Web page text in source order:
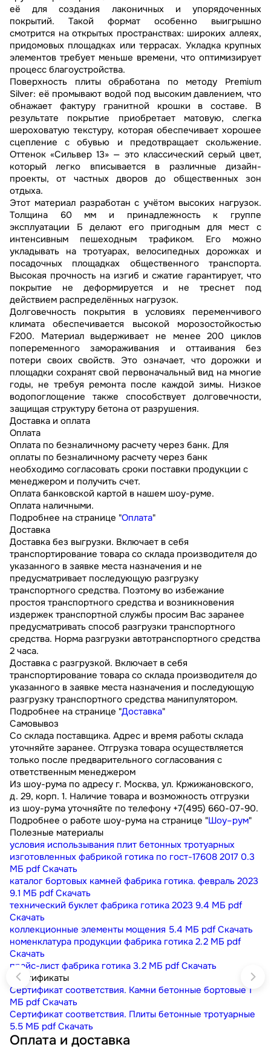
её для создания лаконичных и упорядоченных
покрытий. Такой формат особенно выигрышно
смотрится на открытых пространствах: широких аллеях,
придомовых площадках или террасах. Укладка крупных
элементов требует меньше времени, что оптимизирует
процесс благоустройства.
Поверхность плиты обработана по методу Premium
Silver: её промывают водой под высоким давлением, что
обнажает фактуру гранитной крошки в составе. В
результате покрытие приобретает матовую, слегка
шероховатую текстуру, которая обеспечивает хорошее
сцепление с обувью и предотвращает скольжение.
Оттенок «Сильвер 13» — это классический серый цвет,
который легко вписывается в различные дизайн-
проекты, от частных дворов до общественных зон
отдыха.
Этот материал разработан с учётом высоких нагрузок.
Толщина 60 мм и принадлежность к группе
эксплуатации Б делают его пригодным для мест с
интенсивным пешеходным трафиком. Его можно
укладывать на тротуарах, велосипедных дорожках и
посадочных площадках общественного транспорта.
Высокая прочность на изгиб и сжатие гарантирует, что
покрытие не деформируется и не треснет под
действием распределённых нагрузок.
Долговечность покрытия в условиях переменчивого
климата обеспечивается высокой морозостойкостью
F200. Материал выдерживает не менее 200 циклов
попеременного замораживания и оттаивания без
потери своих свойств. Это означает, что дорожки и
площадки сохранят свой первоначальный вид на многие
годы, не требуя ремонта после каждой зимы. Низкое
водопоглощение также способствует долговечности,
защищая структуру бетона от разрушения.
Доставка и оплата
Оплата
Оплата по безналичному расчету через банк. Для
оплаты по безналичному расчету через банк
необходимо согласовать сроки поставки продукции с
менеджером и получить счет.
Оплата банковской картой в нашем шоу-руме.
Оплата наличными.
Подробнее на странице "Оплата"
Доставка
Доставка без выгрузки. Включает в себя
транспортирование товара со склада производителя до
указанного в заявке места назначения и не
предусматривает последующую разгрузку
транспортного средства. Поэтому во избежание
простоя транспортного средства и возникновения
издержек транспортной службы просим Вас заранее
предусматривать способ разгрузки транспортного
средства. Норма разгрузки автотранспортного средства
2 часа.
Доставка с разгрузкой. Включает в себя
транспортирование товара со склада производителя до
указанного в заявке места назначения и последующую
разгрузку транспортного средства манипулятором.
Подробнее на странице "Доставка"
Самовывоз
Со склада поставщика. Адрес и время работы склада
уточняйте заранее. Отгрузка товара осуществляется
только после предварительного согласования с
ответственным менеджером
Из шоу-рума по адресу г. Москва, ул. Кржижановского,
д. 29, корп. 1. Наличие товара и возможность отгрузки
из шоу-рума уточняйте по телефону +7(495) 660-07-90.
Подробнее о работе шоу-рума на странице "Шоу–рум"
Полезные материалы
условия использывания плит бетонных тротуарных
изготовленных фабрикой готика по гост-17608 2017 0.3
МБ pdf Скачать
каталог бортовых камней фабрика готика. февраль 2023
9.1 МБ pdf Скачать
технический буклет фабрика готика 2023 9.4 МБ pdf
Скачать
коллекционные элементы мощения 5.4 МБ pdf Скачать
номенклатура продукции фабрика готика 2.2 МБ pdf
Скачать
прайс-лист фабрика готика 3.2 МБ pdf Скачать
Сертификаты
Сертификат соответствия. Камни бетонные бортовые 1
МБ pdf Скачать
Сертификат соответствия. Плиты бетонные тротуарные
5.5 МБ pdf Скачать
Оплата и доставка